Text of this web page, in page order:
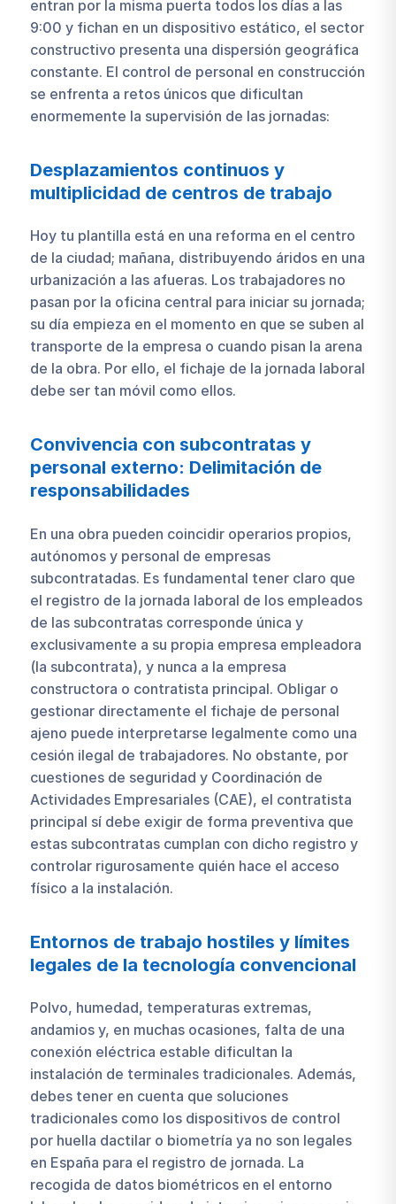
entran por la misma puerta todos los días a las
9:00 y fichan en un dispositivo estático, el sector
constructivo presenta una dispersión geográfica
constante. El control de personal en construcción
se enfrenta a retos únicos que dificultan
enormemente la supervisión de las jornadas:
Desplazamientos continuos y
multiplicidad de centros de trabajo
Hoy tu plantilla está en una reforma en el centro
de la ciudad; mañana, distribuyendo áridos en una
urbanización a las afueras. Los trabajadores no
pasan por la oficina central para iniciar su jornada;
su día empieza en el momento en que se suben al
transporte de la empresa o cuando pisan la arena
de la obra. Por ello, el fichaje de la jornada laboral
debe ser tan móvil como ellos.
Convivencia con subcontratas y
personal externo: Delimitación de
responsabilidades
En una obra pueden coincidir operarios propios,
autónomos y personal de empresas
subcontratadas. Es fundamental tener claro que
el registro de la jornada laboral de los empleados
de las subcontratas corresponde única y
exclusivamente a su propia empresa empleadora
(la subcontrata), y nunca a la empresa
constructora o contratista principal. Obligar o
gestionar directamente el fichaje de personal
ajeno puede interpretarse legalmente como una
cesión ilegal de trabajadores. No obstante, por
cuestiones de seguridad y Coordinación de
Actividades Empresariales (CAE), el contratista
principal sí debe exigir de forma preventiva que
estas subcontratas cumplan con dicho registro y
controlar rigurosamente quién hace el acceso
físico a la instalación.
Entornos de trabajo hostiles y límites
legales de la tecnología convencional
Polvo, humedad, temperaturas extremas,
andamios y, en muchas ocasiones, falta de una
conexión eléctrica estable dificultan la
instalación de terminales tradicionales. Además,
debes tener en cuenta que soluciones
tradicionales como los dispositivos de control
por huella dactilar o biometría ya no son legales
en España para el registro de jornada. La
recogida de datos biométricos en el entorno